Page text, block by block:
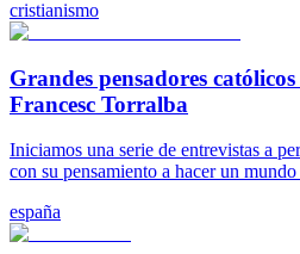
cristianismo
Grandes pensadores
Francesc Torralba
Iniciamos una serie de entrevistas a
con su pensamiento a hacer un
españa